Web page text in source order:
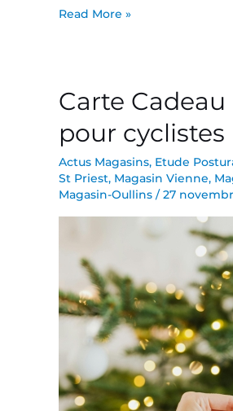
Read More »
Carte Cadeau
pour cyclistes
Actus Magasins, Etude
St Priest, Magasin Vienne,
Magasin-Oullins /27
Carte
CYCLES
BLAIN
:
idée
Noël
pour
cyclistes